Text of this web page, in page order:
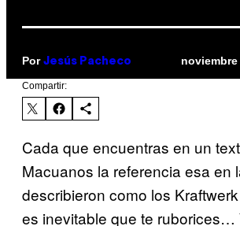
Por Jesús Pacheco noviembre
Compartir:
Cada que encuentras en un
Macuanos la referencia esa en
describieron como los
es inevitable que te ruborices…